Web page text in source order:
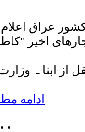
عراق اعلام
اخیر
از ابنا ـ
ادامه
خوب